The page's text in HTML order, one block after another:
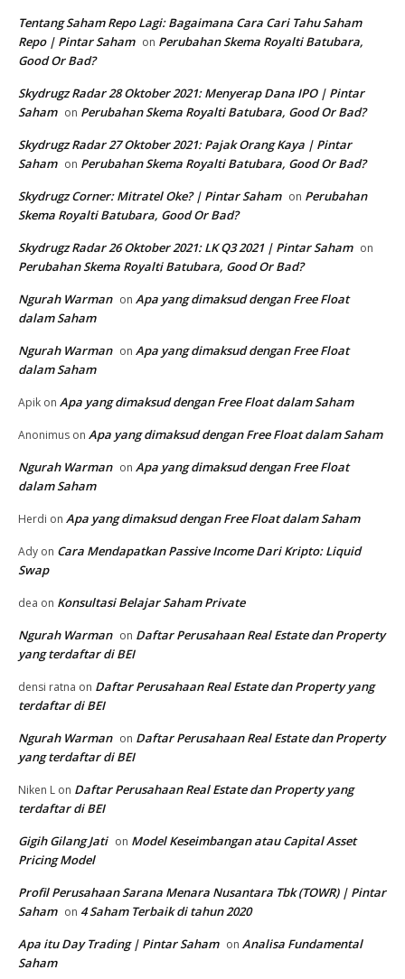
Tentang Saham Repo Lagi: Bagaimana Cara Cari Tahu Saham
Repo | Pintar Saham on Perubahan Skema Royalti Batubara,
Good Or Bad?
Skydrugz Radar 28 Oktober 2021: Menyerap Dana IPO | Pintar
Saham on Perubahan Skema Royalti Batubara, Good Or Bad?
Skydrugz Radar 27 Oktober 2021: Pajak Orang Kaya | Pintar
Saham on Perubahan Skema Royalti Batubara, Good Or Bad?
Skydrugz Corner: Mitratel Oke? | Pintar Saham on Perubahan
Skema Royalti Batubara, Good Or Bad?
Skydrugz Radar 26 Oktober 2021: LK Q3 2021 | Pintar Saham on
Perubahan Skema Royalti Batubara, Good Or Bad?
Ngurah Warman on Apa yang dimaksud dengan Free Float
dalam Saham
Ngurah Warman on Apa yang dimaksud dengan Free Float
dalam Saham
Apik on Apa yang dimaksud dengan Free Float dalam Saham
Anonimus on Apa yang dimaksud dengan Free Float dalam Saham
Ngurah Warman on Apa yang dimaksud dengan Free Float
dalam Saham
Herdi on Apa yang dimaksud dengan Free Float dalam Saham
Ady on Cara Mendapatkan Passive Income Dari Kripto: Liquid
Swap
dea on Konsultasi Belajar Saham Private
Ngurah Warman on Daftar Perusahaan Real Estate dan Property
yang terdaftar di BEI
densi ratna on Daftar Perusahaan Real Estate dan Property yang
terdaftar di BEI
Ngurah Warman on Daftar Perusahaan Real Estate dan Property
yang terdaftar di BEI
Niken L on Daftar Perusahaan Real Estate dan Property yang
terdaftar di BEI
Gigih Gilang Jati on Model Keseimbangan atau Capital Asset
Pricing Model
Profil Perusahaan Sarana Menara Nusantara Tbk (TOWR) | Pintar
Saham on 4 Saham Terbaik di tahun 2020
Apa itu Day Trading | Pintar Saham on Analisa Fundamental
Saham